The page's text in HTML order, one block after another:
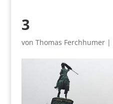
3
von Thomas Ferchhumer|